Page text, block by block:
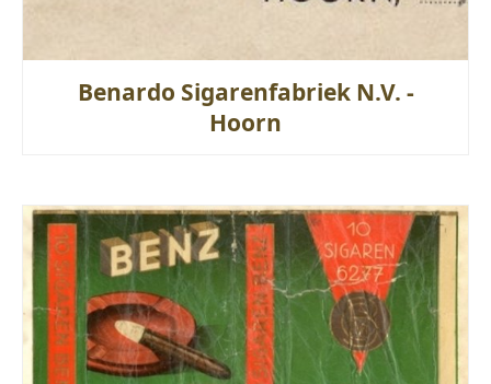
Benardo Sigarenfabriek N.V. -
Hoorn